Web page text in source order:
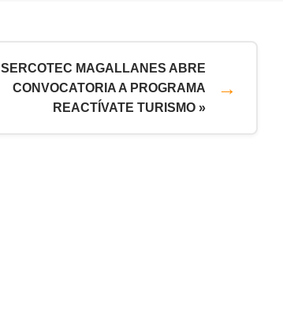
SERCOTEC MAGALLANES ABRE
CONVOCATORIA A PROGRAMA
REACTÍVATE TURISMO »